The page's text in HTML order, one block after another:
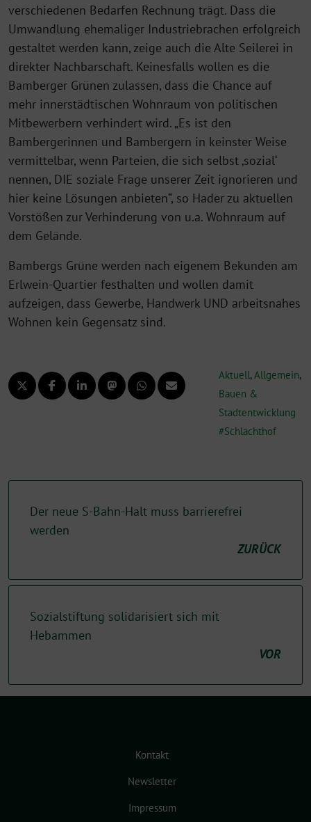
verschiedenen Bedarfen Rechnung trägt. Dass die
Umwandlung ehemaliger Industriebrachen erfolgreich
gestaltet werden kann, zeige auch die Alte Seilerei in
direkter Nachbarschaft. Keinesfalls wollen es die
Bamberger Grünen zulassen, dass die Chance auf
mehr innerstädtischen Wohnraum von politischen
Mitbewerbern verhindert wird. „Es ist den
Bambergerinnen und Bambergern in keinster Weise
vermittelbar, wenn Parteien, die sich selbst ‚sozial‘
nennen, DIE soziale Frage unserer Zeit ignorieren und
hier keine Lösungen anbieten“, so Hader zu aktuellen
Vorstößen zur Verhinderung von u.a. Wohnraum auf
dem Gelände.
Bambergs Grüne werden nach eigenem Bekunden am
Erlwein-Quartier festhalten und wollen damit
aufzeigen, dass Gewerbe, Handwerk UND arbeitsnahes
Wohnen kein Gegensatz sind.
Aktuell,Allgemein,
Bauen &
Stadtentwicklung
Schlachthof
Der neue S-Bahn-Halt muss barrierefrei
werden
ZURÜCK
Sozialstiftung solidarisiert sich mit
Hebammen
VOR
Kontakt
Newsletter
Impressum